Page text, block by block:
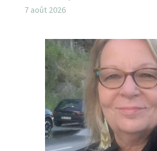
7 août 2026